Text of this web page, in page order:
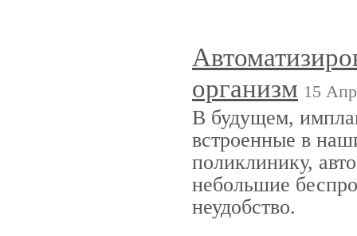
организм 15
В будущем,
встроенные в
поликлинику,
небольшие
неудобство.